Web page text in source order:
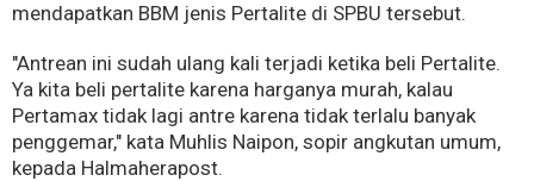
mendapatkan BBM jenis Pertalite di SPBU tersebut.
"Antrean ini sudah ulang kali terjadi ketika beli Pertalite.
Ya kita beli pertalite karena harganya murah, kalau
Pertamax tidak lagi antre karena tidak terlalu banyak
penggemar," kata Muhlis Naipon, sopir angkutan umum,
kepada Halmaherapost.